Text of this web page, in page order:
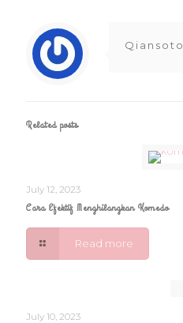
Qiansoto
Related posts
July 12, 2023
Cara Efektif Menghilangkan Komedo
Read more
July 10, 2023